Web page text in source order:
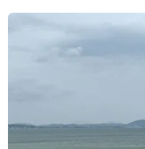
sáng, hướng